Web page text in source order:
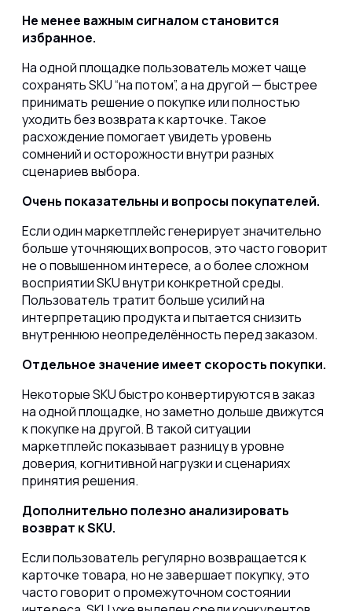
Не менее важным сигналом становится
избранное.
На одной площадке пользователь может чаще
сохранять SKU “на потом”, а на другой — быстрее
принимать решение о покупке или полностью
уходить без возврата к карточке. Такое
расхождение помогает увидеть уровень
сомнений и осторожности внутри разных
сценариев выбора.
Очень показательны и вопросы покупателей.
Если один маркетплейс генерирует значительно
больше уточняющих вопросов, это часто говорит
не о повышенном интересе, а о более сложном
восприятии SKU внутри конкретной среды.
Пользователь тратит больше усилий на
интерпретацию продукта и пытается снизить
внутреннюю неопределённость перед заказом.
Отдельное значение имеет скорость покупки.
Некоторые SKU быстро конвертируются в заказ
на одной площадке, но заметно дольше движутся
к покупке на другой. В такой ситуации
маркетплейс показывает разницу в уровне
доверия, когнитивной нагрузки и сценариях
принятия решения.
Дополнительно полезно анализировать
возврат к SKU.
Если пользователь регулярно возвращается к
карточке товара, но не завершает покупку, это
часто говорит о промежуточном состоянии